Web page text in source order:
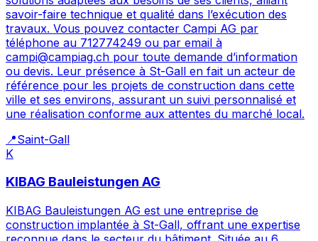
savoir-faire technique et qualité dans l’exécution des
travaux. Vous pouvez contacter Campi AG par
téléphone au 712774249 ou par email à
campi@campiag.ch pour toute demande d’information
ou devis. Leur présence à St-Gall en fait un acteur de
référence pour les projets de construction dans cette
ville et ses environs, assurant un suivi personnalisé et
une réalisation conforme aux attentes du marché local.
📍Saint-Gall
K
KIBAG Bauleistungen AG
KIBAG Bauleistungen AG est une entreprise de
construction implantée à St-Gall, offrant une expertise